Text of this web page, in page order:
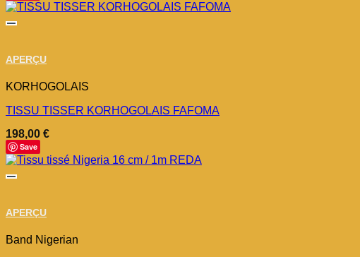
APERÇU
KORHOGOLAIS
TISSU TISSER KORHOGOLAIS FAFOMA
198,00 €
Save
APERÇU
Band Nigerian